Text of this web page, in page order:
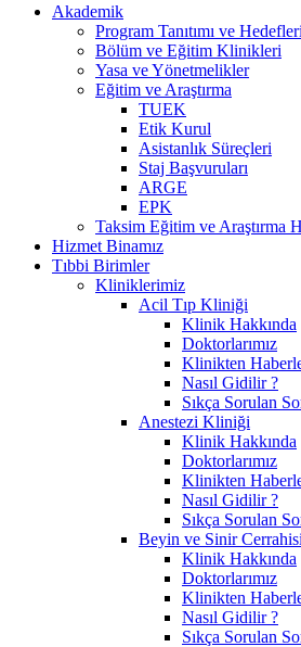
Akademik
Program Tanıtımı ve Hedefleri
Bölüm ve Eğitim Klinikleri
Yasa ve Yönetmelikler
Eğitim ve Araştırma
TUEK
Etik Kurul
Asistanlık Süreçleri
Staj Başvuruları
ARGE
EPK
Taksim Eğitim ve Araştırma
Hizmet Binamız
Tıbbi Birimler
Kliniklerimiz
Acil Tıp Kliniği
Klinik Hakkında
Doktorlarımız
Klinikten
Nasıl Gidilir ?
Sıkça Sorulan
Anestezi Kliniği
Klinik Hakkında
Doktorlarımız
Klinikten
Nasıl Gidilir ?
Sıkça Sorulan
Beyin ve Sinir
Klinik Hakkında
Doktorlarımız
Klinikten
Nasıl Gidilir ?
Sıkça Sorulan